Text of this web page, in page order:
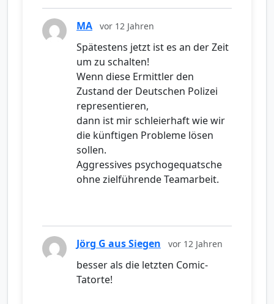
MA vor 12 Jahren
Spätestens jetzt ist es an der Zeit
um zu schalten!
Wenn diese Ermittler den
Zustand der Deutschen Polizei
representieren,
dann ist mir schleierhaft wie wir
die künftigen Probleme lösen
sollen.
Aggressives psychogequatsche
ohne zielführende Teamarbeit.
Jörg G aus Siegen vor 12 Jahren
besser als die letzten Comic-
Tatorte!